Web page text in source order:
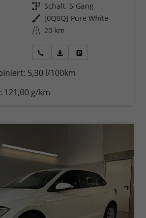
Getriebe Schalt. 5-Gang
Außenfarbe [0Q0Q] Pure White
Kilometerstand 20 km
anfordern
Datei,
5,30 l/100km
121,00 g/km